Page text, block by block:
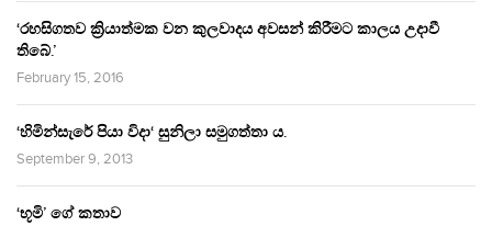
‘රහසිගතව ක්‍රියාත්මක වන කුලවාදය අවසන් කිරීමට කාලය උදාවී
තිබේ.’
February 15, 2016
‘හිමින්සැරේ පියා විදා‘ සුනිලා සමුගත්තා ය.
September 9, 2013
‘භූමි’ ගේ කතාව